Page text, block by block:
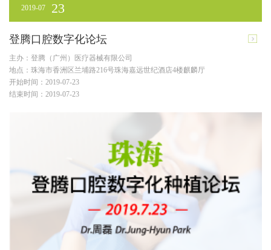
2019-07 23
登腾口腔数字化论坛
主办：登腾（广州）医疗器械有限公司
地点：珠海市香洲区兰埔路216号珠海嘉远世纪酒店4楼麒麟厅
开始时间：2019-07-23
结束时间：2019-07-23